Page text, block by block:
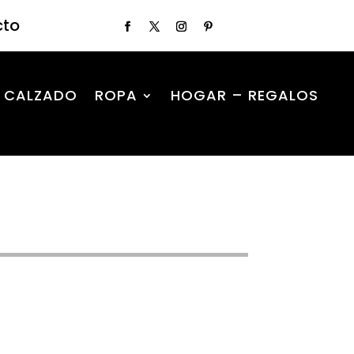
CALZADO ROPA HOGAR – REGALOS